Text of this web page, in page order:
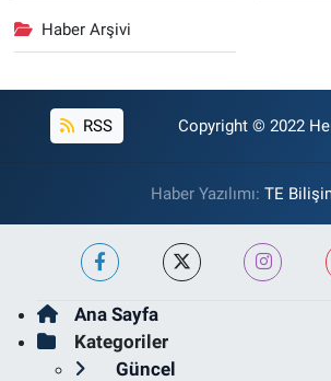
Haber Arşivi
RSS Copyright © 2022
Haber Yazılımı: TE
Ana Sayfa
Kategoriler
Güncel